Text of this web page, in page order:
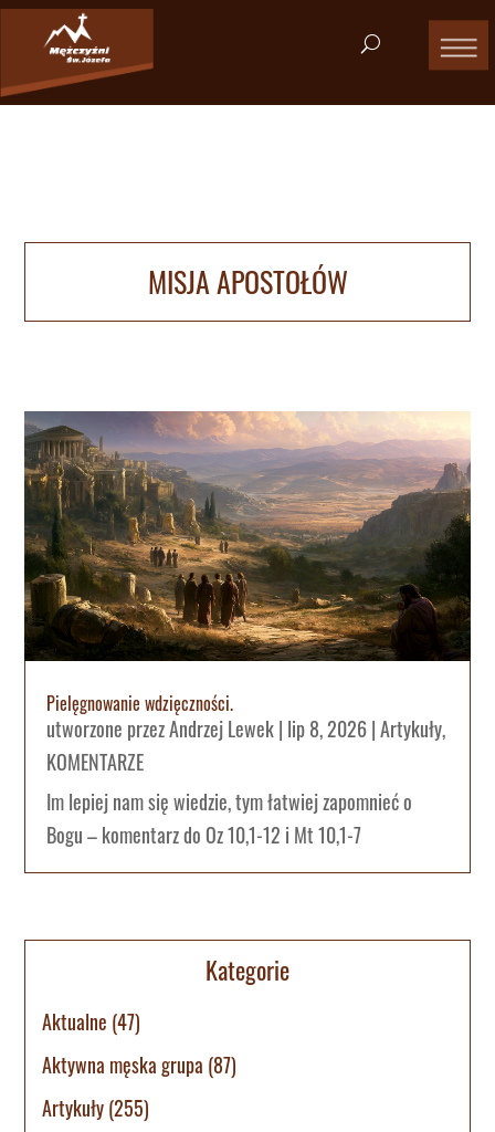
MISJA APOSTOŁÓW
Pielęgnowanie wdzięczności.
utworzone przezAndrzej Lewek| lip 8, 2026|Artykuły,
KOMENTARZE
Im lepiej nam się wiedzie, tym łatwiej zapomnieć o
Bogu – komentarz do Oz 10,1-12 i Mt 10,1-7
Kategorie
Aktualne (47)
Aktywna męska grupa (87)
Artykuły(255)